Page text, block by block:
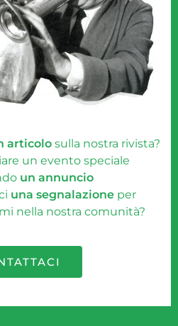
articolosulla nostra rivista?
un evento speciale
un annuncio
una segnalazione per
nella nostra comunità?